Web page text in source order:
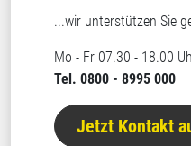
...wir unterstützen Sie
Mo - Fr 07.30 - 18.00
Tel. 0800 - 8995 000
Jetzt Kontakt